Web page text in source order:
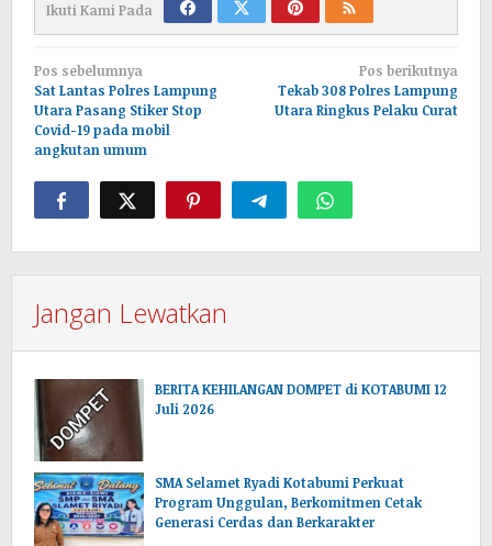
Ikuti Kami Pada
Navigasi
pos
Pos sebelumnya
Sat Lantas Polres Lampung
Utara Pasang Stiker Stop
Covid-19 pada mobil
angkutan umum
Pos berikutnya
Tekab 308 Polres Lampung
Utara Ringkus Pelaku Curat
Jangan Lewatkan
BERITA KEHILANGAN DOMPET di KOTABUMI 12
Juli 2026
SMA Selamet Ryadi Kotabumi Perkuat
Program Unggulan, Berkomitmen Cetak
Generasi Cerdas dan Berkarakter